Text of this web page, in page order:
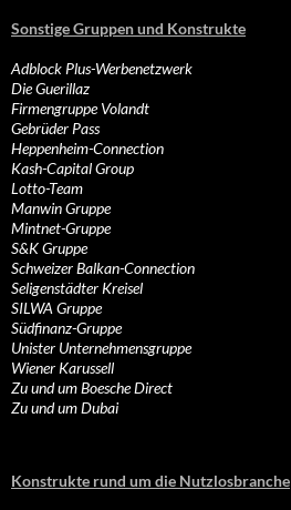
Sonstige Gruppen und Konstrukte
Adblock Plus-Werbenetzwerk
Die Guerillaz
Firmengruppe Volandt
Gebrüder Pass
Heppenheim-Connection
Kash-Capital Group
Lotto-Team
Manwin Gruppe
Mintnet-Gruppe
S&K Gruppe
Schweizer Balkan-Connection
Seligenstädter Kreisel
SILWA Gruppe
Südfinanz-Gruppe
Unister Unternehmensgruppe
Wiener Karussell
Zu und um Boesche Direct
Zu und um Dubai
Konstrukte rund um die Nutzlosbranche